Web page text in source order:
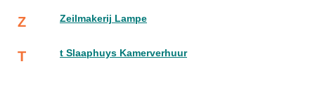
Z Zeilmakerij Lampe
T t Slaaphuys Kamerverhuur